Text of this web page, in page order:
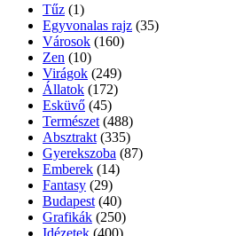
Tűz (1)
Egyvonalas rajz (35)
Városok (160)
Zen (10)
Virágok (249)
Állatok (172)
Esküvő (45)
Természet (488)
Absztrakt (335)
Gyerekszoba (87)
Emberek (14)
Fantasy (29)
Budapest (40)
Grafikák (250)
Idézetek (400)